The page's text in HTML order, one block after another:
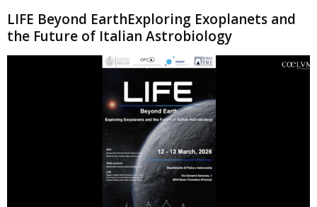
LIFE Beyond EarthExploring Exoplanets and
the Future of Italian Astrobiology